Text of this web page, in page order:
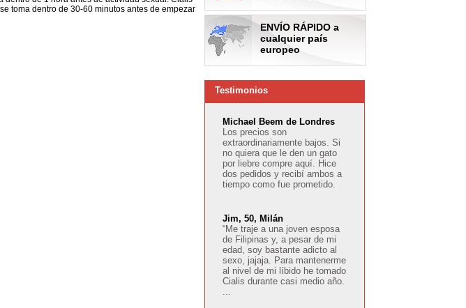
toma dentro de 30-60 minutos antes de empezar
ENVÍO RÁPIDO a
cualquier país
europeo
Testimonios
Michael Beem de Londres
Los precios son
extraordinariamente bajos. Si
no quiera que le den un gato
por liebre compre aquí. Hice
dos pedidos y recibí ambos a
tiempo como fue prometido.
Jim, 50, Milán
“Me traje a una joven esposa
de Filipinas y, a pesar de mi
edad, soy bastante adicto al
sexo, jajaja. Para mantenerme
al nivel de mi líbido he tomado
Cialis durante casi medio año.
...